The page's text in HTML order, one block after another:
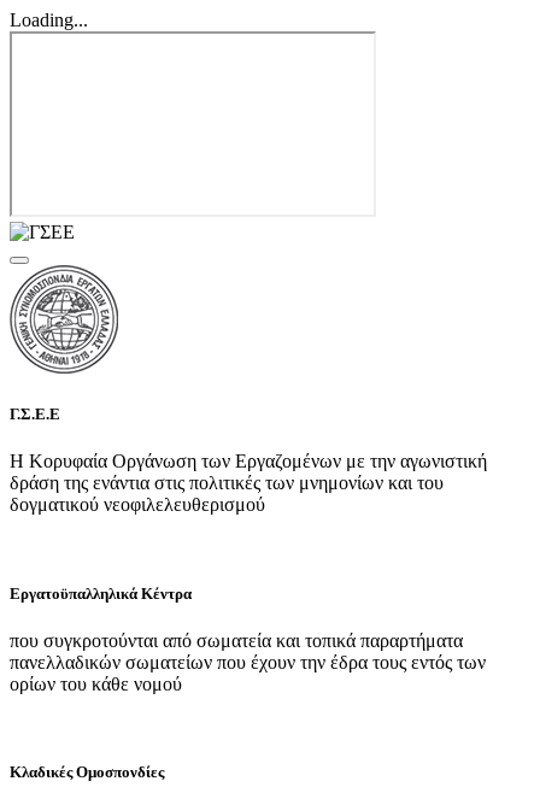
Loading...
Γ.Σ.Ε.Ε
Η Κορυφαία Οργάνωση των Εργαζομένων με την αγωνιστική
δράση της ενάντια στις πολιτικές των μνημονίων και του
δογματικού νεοφιλελευθερισμού
Εργατοϋπαλληλικά Κέντρα
που συγκροτούνται από σωματεία και τοπικά παραρτήματα
πανελλαδικών σωματείων που έχουν την έδρα τους εντός των
ορίων του κάθε νομού
Κλαδικές Ομοσπονδίες